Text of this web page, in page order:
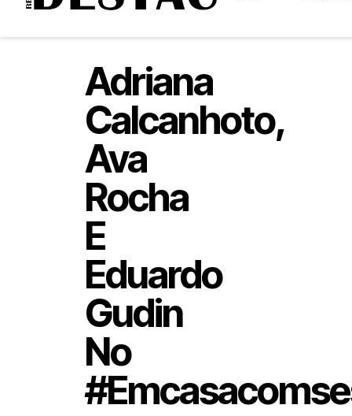
Adriana
Calcanhoto,
Ava
Rocha
E
Eduardo
Gudin
No